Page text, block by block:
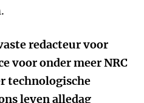
redacteur voor
voor onder meer NRC
technologische
leven alledag